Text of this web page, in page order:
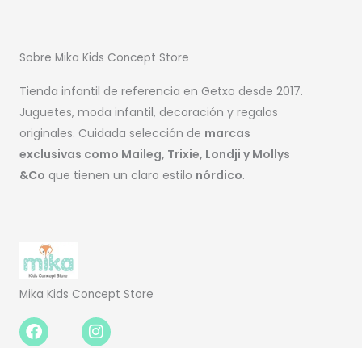
Sobre Mika Kids Concept Store
Tienda infantil de referencia en Getxo desde 2017.
Juguetes, moda infantil, decoración y regalos
originales. Cuidada selección de marcas
exclusivas como Maileg, Trixie, Londji y Mollys
&Co que tienen un claro estilo nórdico.
Mika Kids Concept Store
Facebook-
f
Instagram